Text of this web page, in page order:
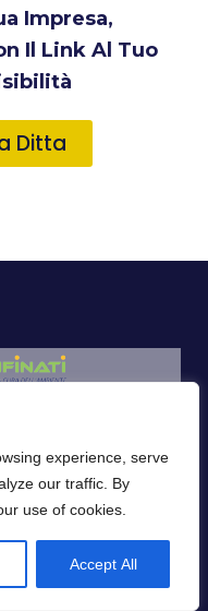
experience, serve
our traffic. By
use of cookies.
Accept All
Impresa,
Il Link Al Tuo
Ditta
Imprese Di
Le
Bonifica,
Rivolte Al